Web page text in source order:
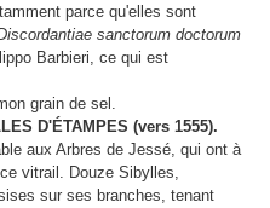
parce qu'elles sont
sanctorum doctorum
Barbieri, ce qui est
grain de sel.
D'ÉTAMPES (vers 1555).
aux Arbres de Jessé, qui ont à
vitrail. Douze Sibylles,
sur ses branches, tenant